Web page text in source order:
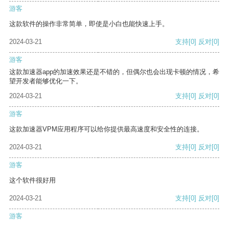
游客
这款软件的操作非常简单，即使是小白也能快速上手。
2024-03-21 支持[0] 反对[0]
游客
这款加速器app的加速效果还是不错的，但偶尔也会出现卡顿的情况，希
望开发者能够优化一下。
2024-03-21
支持[0] 反对[0]
游客
这款加速器VPM应用程序可以给你提供最高速度和安全性的连接。
2024-03-21 支持[0] 反对[0]
游客
这个软件很好用
2024-03-21 支持[0] 反对[0]
游客